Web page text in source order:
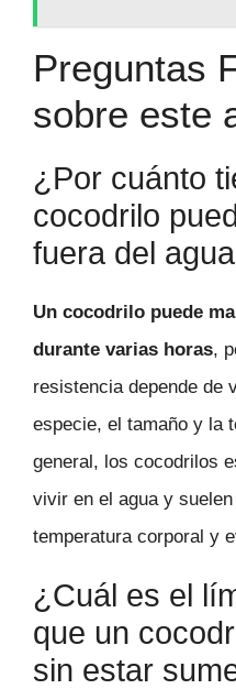
Preguntas
sobre este
¿Por cuánto
cocodrilo
fuera del
Un cocodrilo puede
durante varias horas,
resistencia depende de
especie, el tamaño y la
general, los cocodrilos
vivir en el agua y
temperatura corporal y
¿Cuál es el
que un
sin estar